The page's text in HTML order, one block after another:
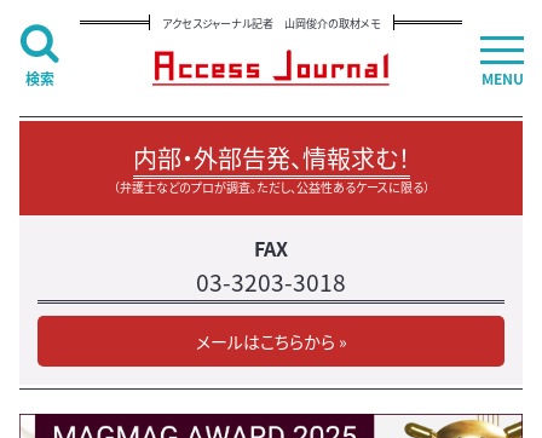
アクセスジャーナル記者 山岡俊介の取材メモ
内部・外部告発、情報求む！
（弁護士などのプロが調査。ただし、公益性あるケースに限る）
FAX
03-3203-3018
メールはこちらから »
MENU
検索